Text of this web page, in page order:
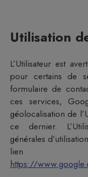
Utilisation
L’Utilisateur est
pour certains de
formulaire de
ces services,
géolocalisation de
ce dernier.
générales
lien
https://